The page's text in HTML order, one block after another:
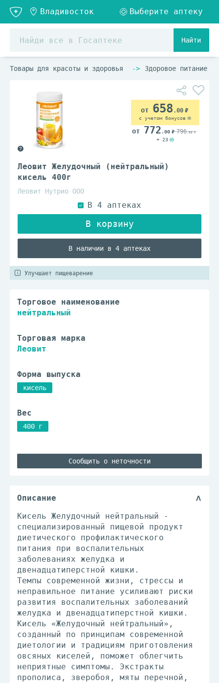
Найти
Товары для красоты и здоровья Здоровое питание
Леовит Желудочный (нейтральный)
кисель 400г
Леовит Нутрио ООО
В наличии в 4 аптеках
658 .00
с учетом бонусов
772 .00 796.00
+ 23
Улучшает пищеварение
Торговое наименование
нейтральный
Торговая марка
Леовит
Форма выпуска
кисель
Вес
400 г
Сообщить о неточности
Описание
Кисель Желудочный нейтральный -
специализированный пищевой продукт
диетического профилактического
питания при воспалительных
заболеваниях желудка и
двенадцатиперстной кишки.
Темпы современной жизни, стрессы и
неправильное питание усиливают риски
развития воспалительных заболеваний
желудка и двенадцатиперстной кишки.
Кисель «Желудочный нейтральный»,
созданный по принципам современной
диетологии и традициям приготовления
овсяных киселей, поможет облегчить
неприятные симптомы. Экстракты
прополиса, зверобоя, мяты перечной,